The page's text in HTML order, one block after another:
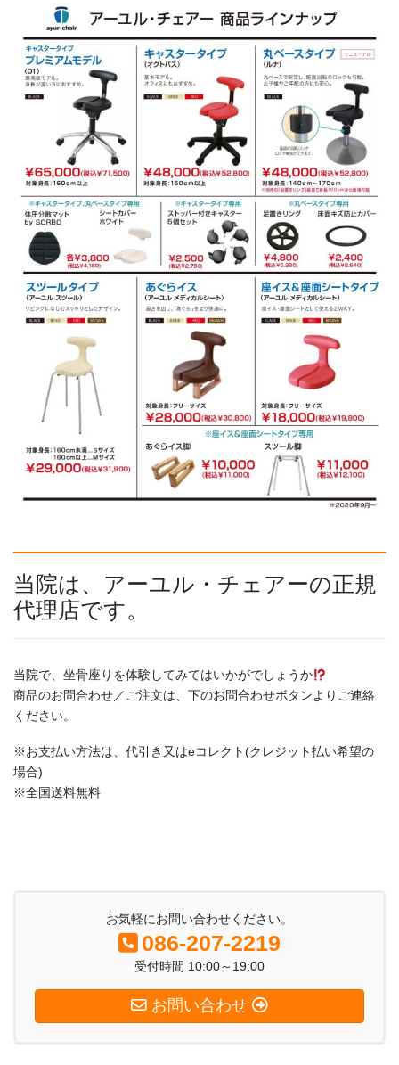
当院は、アーユル・チェアーの正規
代理店です。
当院で、坐骨座りを体験してみてはいかがでしょうか
商品のお問合わせ／ご注文は、下のお問合わせボタンよりご連絡
ください。
※お支払い方法は、代引き又はeコレクト(クレジット払い希望の
場合)
※全国送料無料
お気軽にお問い合わせください。
086-207-2219
受付時間 10:00～19:00
お問い合わせ